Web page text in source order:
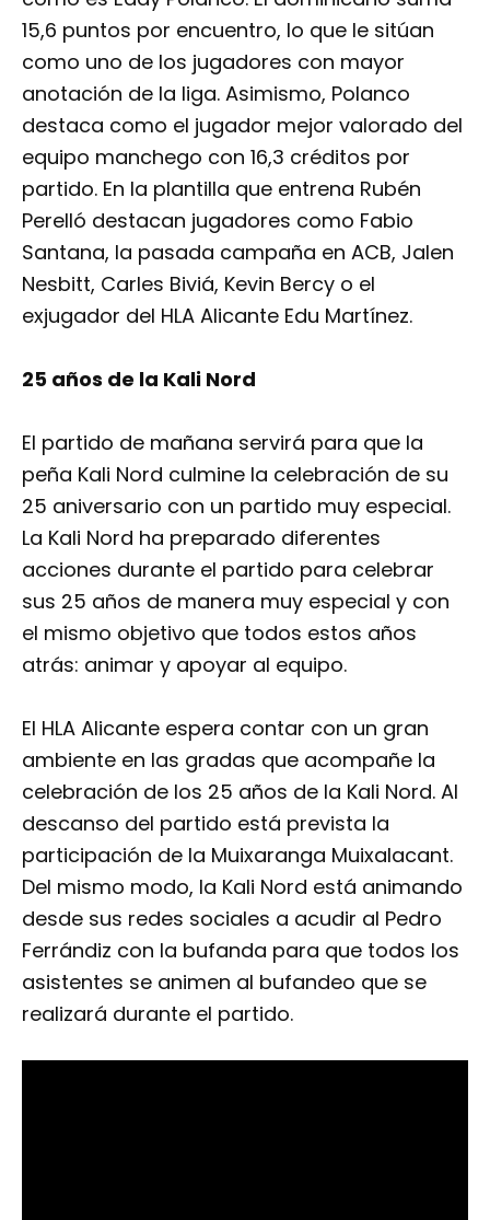
15,6 puntos por encuentro, lo que le sitúan
como uno de los jugadores con mayor
anotación de la liga. Asimismo, Polanco
destaca como el jugador mejor valorado del
equipo manchego con 16,3 créditos por
partido. En la plantilla que entrena Rubén
Perelló destacan jugadores como Fabio
Santana, la pasada campaña en ACB, Jalen
Nesbitt, Carles Biviá, Kevin Bercy o el
exjugador del HLA Alicante Edu Martínez.
25 años de la Kali Nord
El partido de mañana servirá para que la
peña Kali Nord culmine la celebración de su
25 aniversario con un partido muy especial.
La Kali Nord ha preparado diferentes
acciones durante el partido para celebrar
sus 25 años de manera muy especial y con
el mismo objetivo que todos estos años
atrás: animar y apoyar al equipo.
El HLA Alicante espera contar con un gran
ambiente en las gradas que acompañe la
celebración de los 25 años de la Kali Nord. Al
descanso del partido está prevista la
participación de la Muixaranga Muixalacant.
Del mismo modo, la Kali Nord está animando
desde sus redes sociales a acudir al Pedro
Ferrándiz con la bufanda para que todos los
asistentes se animen al bufandeo que se
realizará durante el partido.